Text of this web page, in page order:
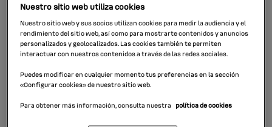
Nuestro sitio web utiliza cookies
Nuestro sitio web y sus socios utilizan cookies para medir la audiencia y el
rendimiento del sitio web, así como para mostrarte contenidos y anuncios
personalizados y geolocalizados. Las cookies también te permiten
interactuar con nuestros contenidos a través de las redes sociales.
Puedes modificar en cualquier momento tus preferencias en la sección
«Configurar cookies» de nuestro sitio web.
Para obtener más información, consulta nuestra política de cookies